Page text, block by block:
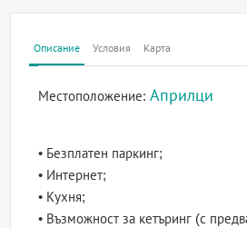
Описание Условия Карта
Местоположение:Априлци
• Безплатен паркинг;
• Интернет;
• Кухня;
• Възможност за кетъринг (с